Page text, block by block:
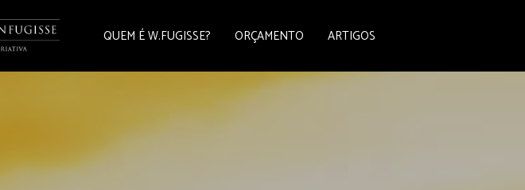
QUEM É W.FUGISSE? ORÇAMENTO ARTIGOS